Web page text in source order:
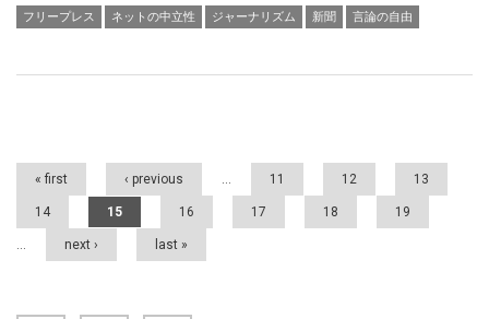
フリープレス ネットの中立性 ジャーナリズム 新聞 言論の自由
Pages
« first ‹ previous … 11 12 13
14 15 16 17 18 19
… next › last »